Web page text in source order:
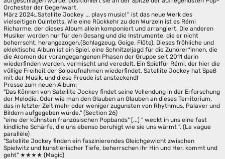
Orchester der Gegenwart.
März 2024:„Satellite Jockey ... plays music!'' ist das neue Werk des
vielseitigen Quintetts. Wie eine Rückkehr zu den Wurzeln ist es Rémi
Richarme, der dieses Album allein komponiert und arrangiert. Die anderen
Musiker werden nur für den Gesang und die Instrumente, die er nicht
beherrscht, herangezogen.(Schlagzeug, Geige, Flöte). Dieses fröhliche und
eklektische Album ist ein Spiel, eine Schnitzeljagd für die Zuhörer*innen, die
die Aromen der vorangegangenen Phasen der Gruppe seit 2011 darin
wiederfinden werden, vermischt und veredelt. Ein Spielfür Rémi, der hier die
völlige Freiheit der Soloaufnahmen wiederfindet. Satellite Jockey hat Spaß
mit der Musik, und diese Freude ist ansteckend!
Presse zum neuen Album:
"Das Können von Satellite Jockey findet seine Vollendung in der Erforschung
der Melodie. Oder wie man den Glauben an Glauben an dieses Territorium,
das in letzter Zeit mehr oder weniger zugunsten von Rhythmus, Palaver und
Bildern aufgegeben wurde." (Section 26)
"eine der kühnsten französischen Popbands" [...] " weckt in uns eine fast
kindliche Schärfe, die uns ebenso beruhigt wie sie uns wärmt ". (La vague
parallèle)
"Satellite Jockey finden ein faszinierendes Gleichgewicht zwischen
Spielwitz und künstlerischer Tiefe, beherrschen ihr Hin und Her. kommt und
geht" ★★★★ (Magic)